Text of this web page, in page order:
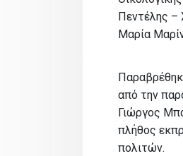
Πεντέλης –
Μαρία
από την
Γιώργος
πλήθος
πολιτών.